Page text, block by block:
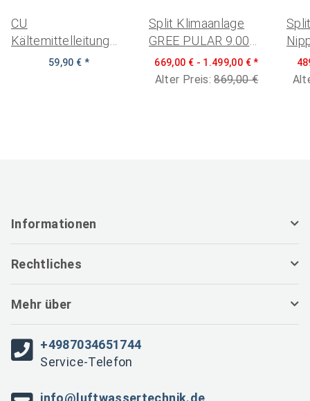
CU
Kältemittelleitung
3m 1/4" + 3/8"
59,90 € *
Split Klimaanlage
GREE PULAR 9.000
BTU - 24.000 BTU
mit Kältemittel R32
669,00 € - 1.499,00 €*
Alter Preis:869,00 €
Informationen
Rechtliches
Mehr über
+4987034651744
Service-Telefon
info@luftwassertechnik.de